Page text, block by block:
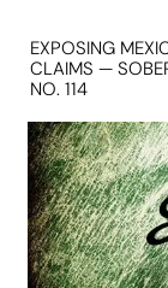
EXPOSING
CLAIMS —
NO. 114